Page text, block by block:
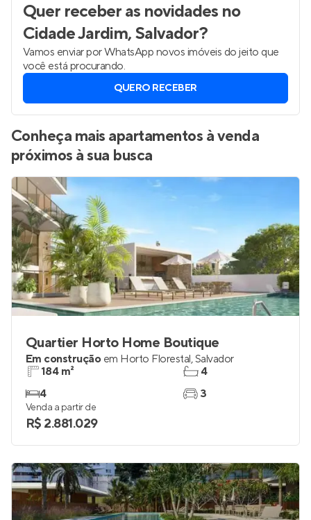
Quer receber as novidades no
Cidade Jardim, Salvador?
Vamos enviar por WhatsApp novos imóveis do jeito que
você está procurando.
QUERO RECEBER
Conheça mais apartamentos à venda
próximos à sua busca
Quartier Horto Home Boutique
Em construção em Horto Florestal,Salvador
184 m²
4
4
3
Venda a partir de
R$ 2.881.029